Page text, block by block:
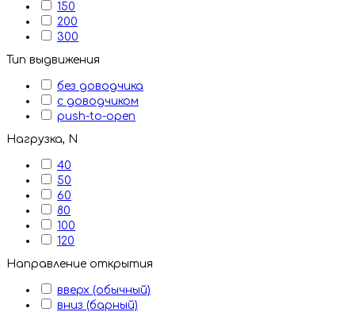
150
200
300
Тип выдвижения
без доводчика
с доводчиком
push-to-open
Нагрузка, N
40
50
60
80
100
120
Направление открытия
вверх (обычный)
вниз (барный)